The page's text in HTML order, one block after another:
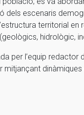
dels escenaris
territorial
hidrològic,
per l’equip
mitjançant